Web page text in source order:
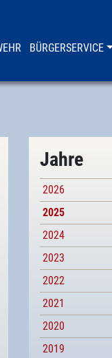
BÜRGERSERVICE
Jahre
2026
2025
2024
2023
2022
2021
2020
2019